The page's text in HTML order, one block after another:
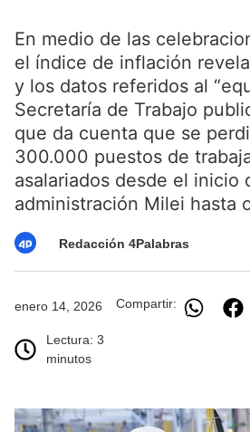
En medio de las
el índice de inflación
y los datos referidos al
Secretaría de Trabajo
que da cuenta que se
300.000 puestos de
asalariados desde el inicio
administración Milei hasta
Redacción 4Palabras
enero 14, 2026
Lectura: 3
minutos
Compartir: